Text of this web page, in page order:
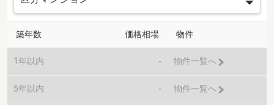
築年数 価格相場 物件
1年以内 - 物件一覧へ
5年以内 - 物件一覧へ